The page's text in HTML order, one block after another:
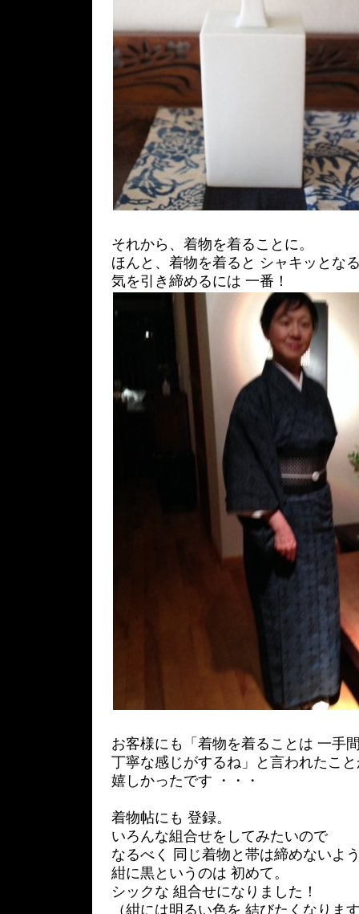
それから、着物を着ることに。
ほんと、着物を着ると シャキッとな
気を引き締めるには 一番！
お客様にも「着物を着ることは 一手
丁寧な感じがするね」と言われたこ
嬉しかったです ・・・
着物帖にも 登録。
いろんな組合せをしてみたいので
なるべく 同じ着物と帯は締めないよ
紺に黒というのは 初めて。
シックな 組合せになりました！
（紺には明るい色を 結びたくなりま